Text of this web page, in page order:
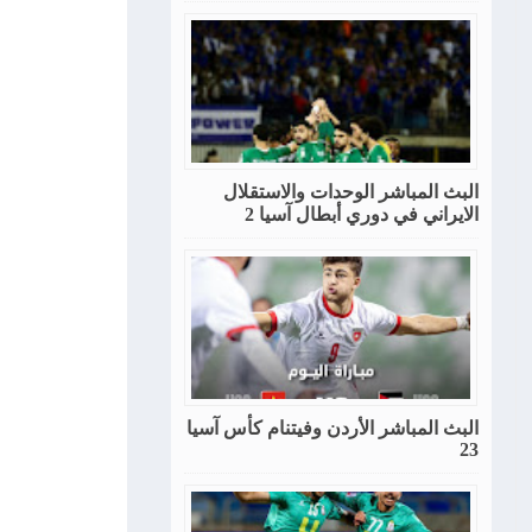
البث المباشر الوحدات والاستقلال
الايراني في دوري أبطال آسيا 2
البث المباشر الأردن وفيتنام كأس آسيا
23